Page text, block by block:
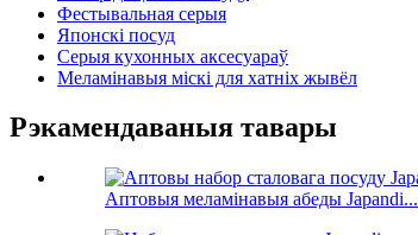
Фестывальная серыя
Японскі посуд
Серыя кухонных аксесуараў
Меламінавыя міскі для хатніх жывёл
Рэкамендаваныя тавары
Аптовыя меламінавыя абеды Japandi...